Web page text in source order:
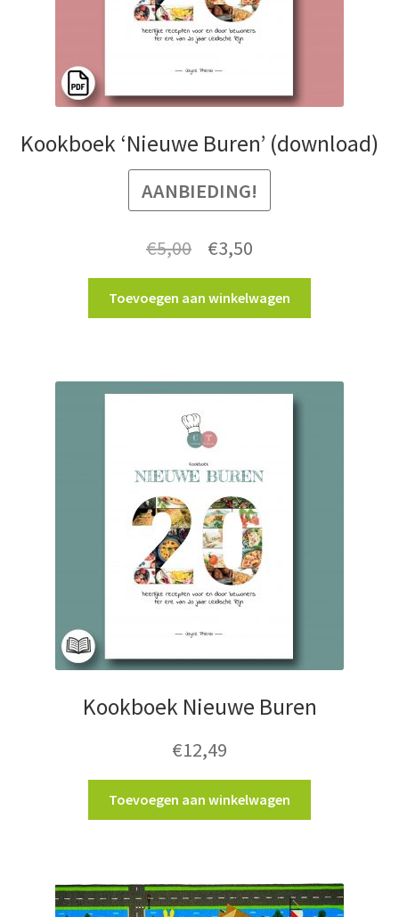
Kookboek ‘Nieuwe Buren’ (download)
AANBIEDING!
€5,00
Oorspronkelijke
prijs
was:
€3,50Huidige
prijs
is:
Toevoegen aan winkelwagen
Kookboek Nieuwe Buren
€12,49
Toevoegen aan winkelwagen